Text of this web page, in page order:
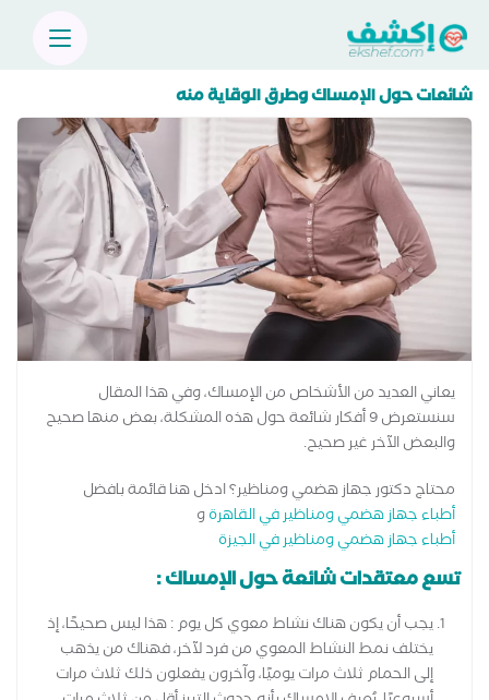
شائعات حول الإمساك وطرق الوقاية منه
يعاني العديد من الأشخاص من الإمساك، وفي هذا المقال
سنستعرض 9 أفكار شائعة حول هذه المشكلة، بعض منها صحيح
والبعض الآخر غير صحيح.
محتاج دكتور جهاز هضمي ومناظير؟ ادخل هنا قائمة بافضل
أطباء جهاز هضمي ومناظير في القاهرةو
أطباء جهاز هضمي ومناظير في الجيزة
تسع معتقدات شائعة حول الإمساك :
يجب أن يكون هناك نشاط معوي كل يوم : هذا ليس صحيحًا، إذ
يختلف نمط النشاط المعوي من فرد لآخر، فهناك من يذهب
إلى الحمام ثلاث مرات يوميًا، وآخرون يفعلون ذلك ثلاث مرات